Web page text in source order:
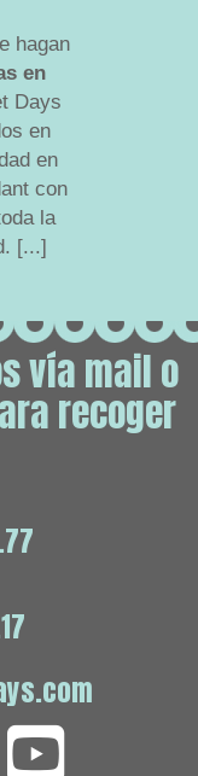
hagan
en
Days
en
en
con
la
[...]
vía mail o
recoger